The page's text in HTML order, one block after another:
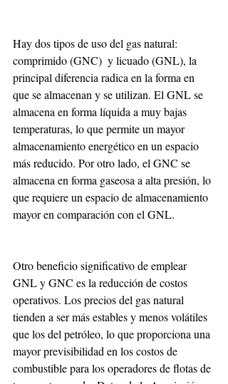
Hay dos tipos de uso del gas natural:
comprimido (GNC)  y licuado (GNL), la
principal diferencia radica en la forma en
que se almacenan y se utilizan. El GNL se
almacena en forma líquida a muy bajas
temperaturas, lo que permite un mayor
almacenamiento energético en un espacio
más reducido. Por otro lado, el GNC se
almacena en forma gaseosa a alta presión, lo
que requiere un espacio de almacenamiento
mayor en comparación con el GNL.
Otro beneficio significativo de emplear
GNL y GNC es la reducción de costos
operativos. Los precios del gas natural
tienden a ser más estables y menos volátiles
que los del petróleo, lo que proporciona una
mayor previsibilidad en los costos de
combustible para los operadores de flotas de